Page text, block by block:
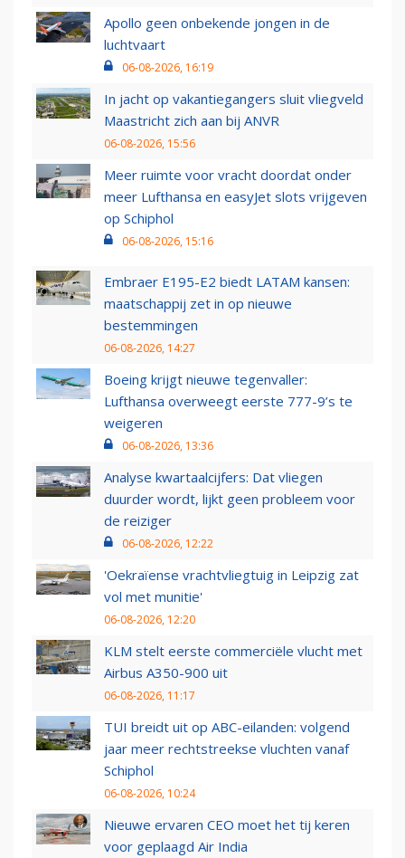
Apollo geen onbekende jongen in de
luchtvaart
06-08-2026, 16:19
In jacht op vakantiegangers sluit vliegveld
Maastricht zich aan bij ANVR
06-08-2026, 15:56
Meer ruimte voor vracht doordat onder
meer Lufthansa en easyJet slots vrijgeven
op Schiphol
06-08-2026, 15:16
Embraer E195-E2 biedt LATAM kansen:
maatschappij zet in op nieuwe
bestemmingen
06-08-2026, 14:27
Boeing krijgt nieuwe tegenvaller:
Lufthansa overweegt eerste 777-9’s te
weigeren
06-08-2026, 13:36
Analyse kwartaalcijfers: Dat vliegen
duurder wordt, lijkt geen probleem voor
de reiziger
06-08-2026, 12:22
'Oekraïense vrachtvliegtuig in Leipzig zat
vol met munitie'
06-08-2026, 12:20
KLM stelt eerste commerciële vlucht met
Airbus A350-900 uit
06-08-2026, 11:17
TUI breidt uit op ABC-eilanden: volgend
jaar meer rechtstreekse vluchten vanaf
Schiphol
06-08-2026, 10:24
Nieuwe ervaren CEO moet het tij keren
voor geplaagd Air India